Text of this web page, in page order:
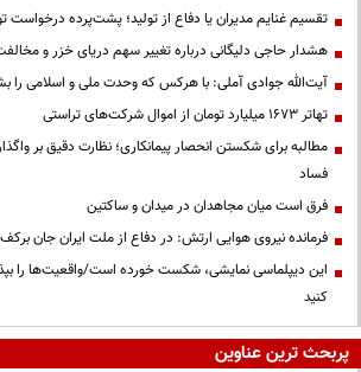
تقسیم غنایم مدیران یا دفاع از تولید؛ پشت‌پرده درخواست
هشدار حاجی دلیگانی درباره تغییر سهم دریای خزر و مخالفت
آیت‌الله جوادی آملی: با هرکس که وحدت ملی و اسلامی را
تهاتر ۱۶۷۳ میلیارد تومان از اموال شرکت‌های تراستی
مطالبه برای شکستن انحصار پیمانکاری؛ نظارت دقیق بر
فساد
فرق است میان مجاهدان در میدان و ساکتین
فرمانده نیروی هوایی ارتش: در دفاع از ملت ایران جان
این دیپلماسی نمایشی، شکست خورده است/واقعیت‌ها را
کنید
پربحث ترین عناوین